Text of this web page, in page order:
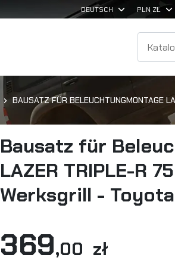
BAUSATZ FÜR BELEUCHTUNGMONTAGE
Bausatz für
LAZER TRIPLE-R
Werksgrill -
369,00 zł